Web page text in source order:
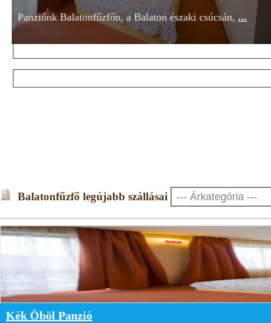
Panziónk Balatonfűzfőn, a Balaton északi csúcsán, ...
Csak ínyenceknek!
Balatonfűzfő legújabb szállásai
Kék Öböl Panzió